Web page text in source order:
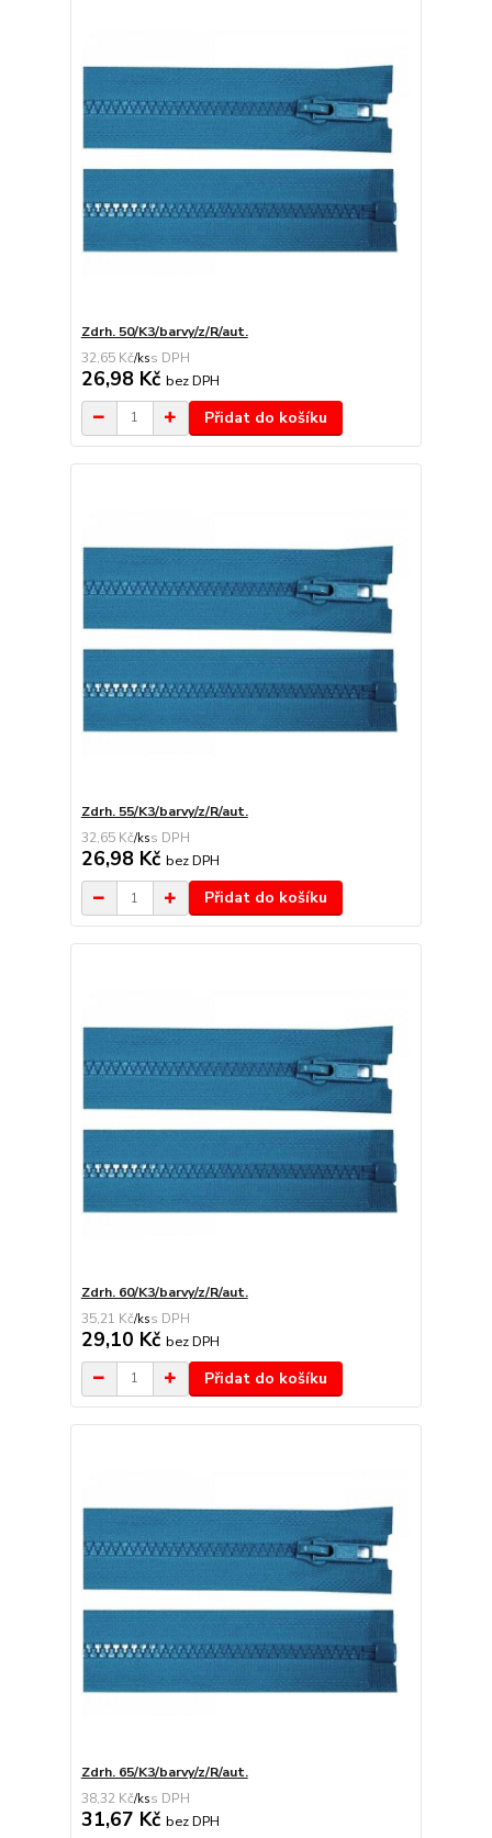
Zdrh. 50/K3/barvy/z/R/aut.
32,65 Kč/ks
26,98 Kč bez DPH
Přidat do košíku
Zdrh. 55/K3/barvy/z/R/aut.
32,65 Kč/ks
26,98 Kč bez DPH
Přidat do košíku
Zdrh. 60/K3/barvy/z/R/aut.
35,21 Kč/ks
29,10 Kč bez DPH
Přidat do košíku
Zdrh. 65/K3/barvy/z/R/aut.
38,32 Kč/ks
31,67 Kč bez DPH